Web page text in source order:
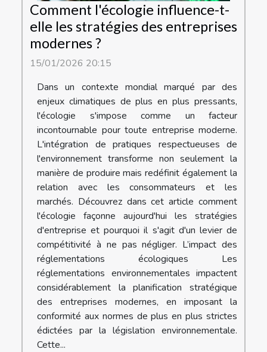
Comment l'écologie influence-t-
elle les stratégies des entreprises
modernes ?
15/01/2026 20:15
Dans un contexte mondial marqué par des
enjeux climatiques de plus en plus pressants,
l'écologie s'impose comme un facteur
incontournable pour toute entreprise moderne.
L'intégration de pratiques respectueuses de
l'environnement transforme non seulement la
manière de produire mais redéfinit également la
relation avec les consommateurs et les
marchés. Découvrez dans cet article comment
l'écologie façonne aujourd'hui les stratégies
d'entreprise et pourquoi il s'agit d'un levier de
compétitivité à ne pas négliger. L’impact des
réglementations écologiques Les
réglementations environnementales impactent
considérablement la planification stratégique
des entreprises modernes, en imposant la
conformité aux normes de plus en plus strictes
édictées par la législation environnementale.
Cette...